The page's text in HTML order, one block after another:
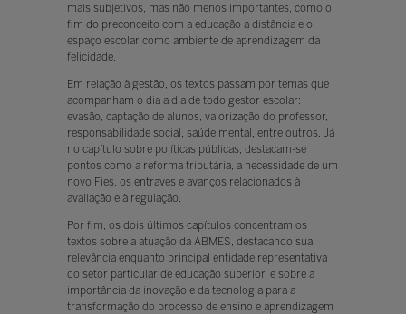
mais subjetivos, mas não menos importantes, como o
fim do preconceito com a educação a distância e o
espaço escolar como ambiente de aprendizagem da
felicidade.
Em relação à gestão, os textos passam por temas que
acompanham o dia a dia de todo gestor escolar:
evasão, captação de alunos, valorização do professor,
responsabilidade social, saúde mental, entre outros. Já
no capítulo sobre políticas públicas, destacam-se
pontos como a reforma tributária, a necessidade de um
novo Fies, os entraves e avanços relacionados à
avaliação e à regulação.
Por fim, os dois últimos capítulos concentram os
textos sobre a atuação da ABMES, destacando sua
relevância enquanto principal entidade representativa
do setor particular de educação superior, e sobre a
importância da inovação e da tecnologia para a
transformação do processo de ensino e aprendizagem